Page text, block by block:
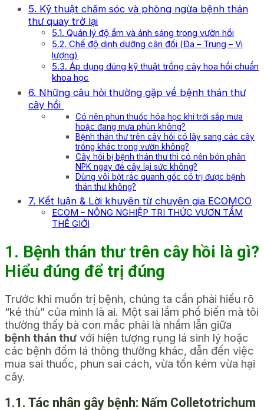
5. Kỹ thuật chăm sóc và phòng ngừa bệnh thán
thư quay trở lại
5.1. Quản lý độ ẩm và ánh sáng trong vườn hồi
5.2. Chế độ dinh dưỡng cân đối (Đa – Trung – Vi
lượng)
5.3. Áp dụng đúng kỹ thuật trồng cây hoa hồi chuẩn
khoa học
6. Những câu hỏi thường gặp về bệnh thán thư
cây hồi
Có nên phun thuốc hóa học khi trời sắp mưa
hoặc đang mưa phùn không?
Bệnh thán thư trên cây hồi có lây sang các cây
trồng khác trong vườn không?
Cây hồi bị bệnh thán thư thì có nên bón phân
NPK ngay để cây lại sức không?
Dùng vôi bột rắc quanh gốc có trị được bệnh
thán thư không?
7. Kết luận & Lời khuyên từ chuyên gia ECOMCO
ECOM – NÔNG NGHIỆP TRI THỨC VƯƠN TẦM
THẾ GIỚI
1. Bệnh thán thư trên cây hồi là gì?
Hiểu đúng để trị đúng
Trước khi muốn trị bệnh, chúng ta cần phải hiểu rõ
“kẻ thù” của mình là ai. Một sai lầm phổ biến mà tôi
thường thấy bà con mắc phải là nhầm lẫn giữa
bệnh thán thư với hiện tượng rụng lá sinh lý hoặc
các bệnh đốm lá thông thường khác, dẫn đến việc
mua sai thuốc, phun sai cách, vừa tốn kém vừa hại
cây.
1.1. Tác nhân gây bệnh: Nấm Colletotrichum